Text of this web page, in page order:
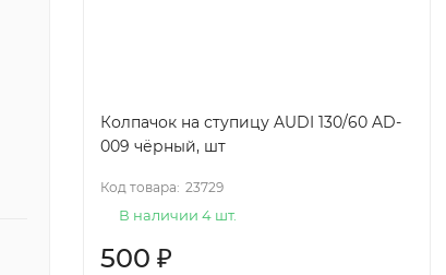
Колпачок на ступицу AUDI 130/60 AD-
009 чёрный, шт
Код товара: 23729
В наличии 4 шт.
500 ₽